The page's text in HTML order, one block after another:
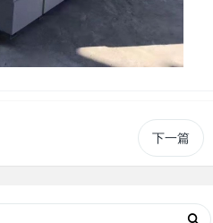
下一篇